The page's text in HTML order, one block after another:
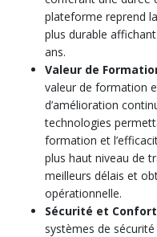
plateforme reprend
plus durable
ans.
Valeur de
valeur de formation
d’amélioration
technologies
formation et
plus haut niveau de
meilleurs délais et
opérationnelle.
Sécurité et Confort
systèmes de